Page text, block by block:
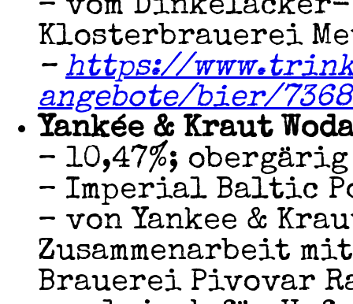
– vom
Klosterbrauerei
– https://
angebote/bier/
Yankée & Kraut
– 10,47%; obergärig
– Imperial Baltic
– von Yankee &
Zusammenarbeit
Brauerei Pivovar